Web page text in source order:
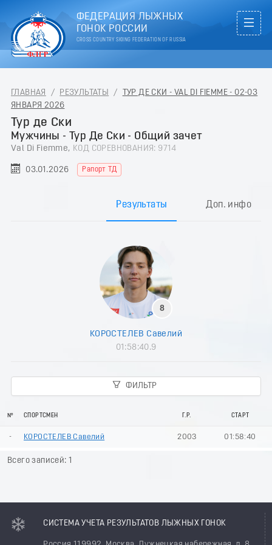
ФЕДЕРАЦИЯ ЛЫЖНЫХ
ГОНОК РОССИИ
CROSS COUNTRY SKIING FEDERATION OF RUSSIA
ГЛАВНАЯ / РЕЗУЛЬТАТЫ /
ТУР ДЕ СКИ - VAL DI FIEMME - 02-03
ЯНВАРЯ 2026
Тур де Ски
Мужчины - Тур Де Ски - Общий зачет
Val Di Fiemme, КОД СОРЕВНОВАНИЯ: 9714
03.01.2026 Рапорт ТД
Результаты Доп. инфо
8
КОРОСТЕЛЕВ Савелий
01:58:40.9
ФИЛЬТР
№ СПОРТСМЕН Г.Р. СТАРТ
- КОРОСТЕЛЕВ Савелий 2003 01:58:40
Всего записей: 1
СИСТЕМА УЧЕТА РЕЗУЛЬТАТОВ ЛЫЖНЫХ ГОНОК